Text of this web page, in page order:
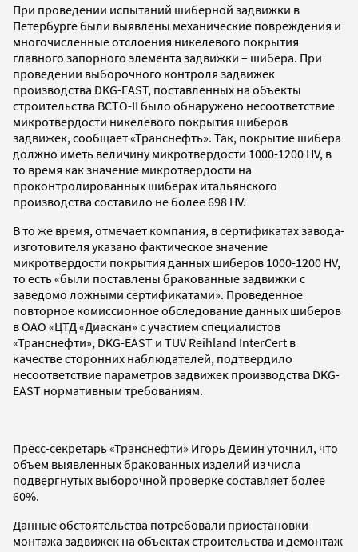
При проведении испытаний шиберной задвижки в
Петербурге были выявлены механические повреждения и
многочисленные отслоения никелевого покрытия
главного запорного элемента задвижки – шибера. При
проведении выборочного контроля задвижек
производства DKG-EAST, поставленных на объекты
строительства ВСТО-II было обнаружено несоответствие
микротвердости никелевого покрытия шиберов
задвижек, сообщает «Транснефть». Так, покрытие шибера
должно иметь величину микротвердости 1000-1200 HV, в
то время как значение микротвердости на
проконтролированных шиберах итальянского
производства составило не более 698 HV.
В то же время, отмечает компания, в сертификатах завода-
изготовителя указано фактическое значение
микротвердости покрытия данных шиберов 1000-1200 HV,
то есть «были поставлены бракованные задвижки с
заведомо ложными сертификатами». Проведенное
повторное комиссионное обследование данных шиберов
в ОАО «ЦТД «Диаскан» с участием специалистов
«Транснефти», DKG-EAST и TUV Reihland InterCert в
качестве сторонних наблюдателей, подтвердило
несоответствие параметров задвижек производства DKG-
EAST нормативным требованиям.
Пресс-секретарь «Транснефти» Игорь Демин уточнил, что
объем выявленных бракованных изделий из числа
подвергнутых выборочной проверке составляет более
60%.
Данные обстоятельства потребовали приостановки
монтажа задвижек на объектах строительства и демонтаж